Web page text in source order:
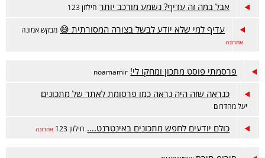
אבל במה זה עדיף? נשמע מורכב יותר חילזון 123
עדיף למי שלא יודע לבשל בצורה המסורתית 😅 מבקש אמונה
אחרונה
פרסמתי פוסט מתכון ומחקו לי! noamamir
כנראה שזה היה נראה כמו פרסומת לאתר של מתכונים
יעל מהדרום
כולם יודעים לחפש מתכונים באינטרנט.... חילזון 123 אחרונה